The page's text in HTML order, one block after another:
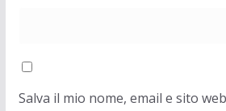
Salva il mio nome, email e sito